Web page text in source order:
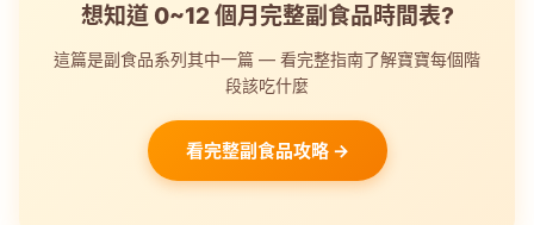
想知道 0~12 個月完整副食品時間表?
這篇是副食品系列其中一篇 — 看完整指南了解寶寶每個階
段該吃什麼
看完整副食品攻略 →